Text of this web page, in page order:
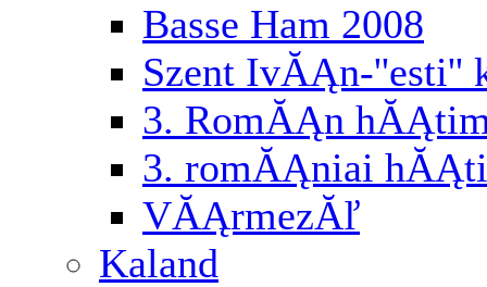
Basse Ham 2008
Szent IvĂĄn-
3. RomĂĄn
3. romĂĄniai
VĂĄrmezĂľ
Kaland